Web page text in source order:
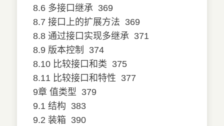
8.6 多接口继承 369
8.7 接口上的扩展方法 369
8.8 通过接口实现多继承 371
8.9 版本控制
374
8.10 比较接口和类 375
8.11 比较接口和特性 377
9章 值类型 379
9.1 结构 383
9.2 装箱 390